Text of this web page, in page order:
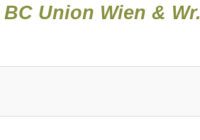
Union Wien & Wr.